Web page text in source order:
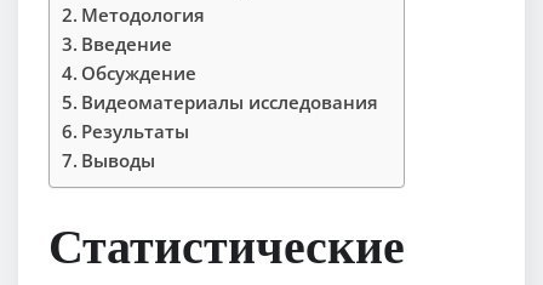
Методология
Введение
Обсуждение
Видеоматериалы исследования
Результаты
Выводы
Статистические